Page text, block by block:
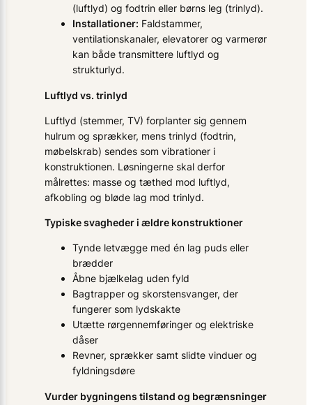
(luftlyd) og fodtrin eller børns leg (trinlyd).
Installationer: Faldstammer,
ventilationskanaler, elevatorer og varmerør
kan både transmittere luftlyd og
strukturlyd.
Luftlyd vs. trinlyd
Luftlyd (stemmer, TV) forplanter sig gennem
hulrum og sprækker, mens trinlyd (fodtrin,
møbelskrab) sendes som vibrationer i
konstruktionen. Løsningerne skal derfor
målrettes: masse og tæthed mod luftlyd,
afkobling og bløde lag mod trinlyd.
Typiske svagheder i ældre konstruktioner
Tynde letvægge med én lag puds eller
brædder
Åbne bjælkelag uden fyld
Bagtrapper og skorstensvanger, der
fungerer som lydskakte
Utætte rørgennemføringer og elektriske
dåser
Revner, sprækker samt slidte vinduer og
fyldningsdøre
Vurder bygningens tilstand og begrænsninger